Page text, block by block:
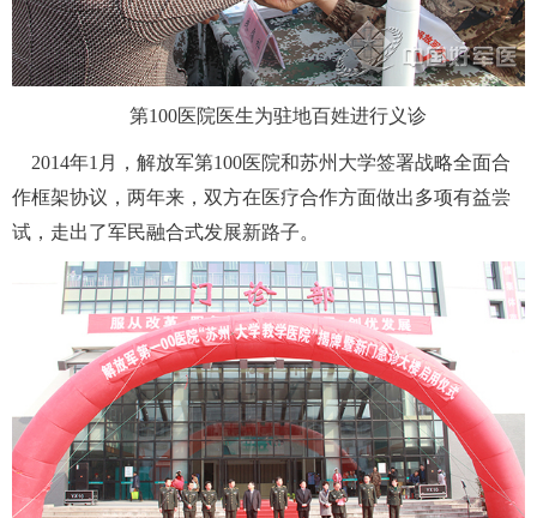
第100医院医生为驻地百姓进行义诊
2014年1月，解放军第100医院和苏州大学签署战略全面合
作框架协议，两年来，双方在医疗合作方面做出多项有益尝
试，走出了军民融合式发展新路子。